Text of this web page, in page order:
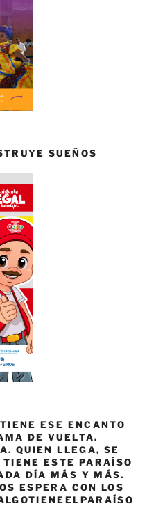
SUEÑOS
ESE ENCANTO
DE VUELTA.
QUIEN LLEGA, SE
TIENE ESTE PARAÍSO
DÍA MÁS Y MÁS.
ESPERA CON LOS